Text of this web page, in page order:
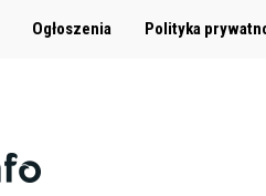
Ogłoszenia Polityka